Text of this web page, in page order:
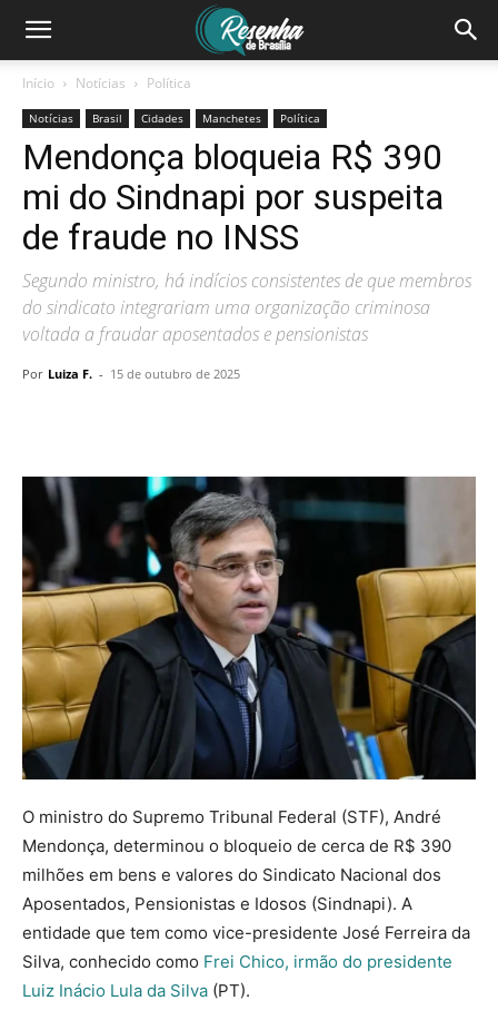
Início Notícias Política
Notícias Brasil Cidades Manchetes Política
Mendonça bloqueia R$ 390
mi do Sindnapi por suspeita
de fraude no INSS
Segundo ministro, há indícios consistentes de que membros
do sindicato integrariam uma organização criminosa
voltada a fraudar aposentados e pensionistas
Por Luiza F. - 15 de outubro de 2025
O ministro do Supremo Tribunal Federal (STF), André
Mendonça, determinou o bloqueio de cerca de R$ 390
milhões em bens e valores do Sindicato Nacional dos
Aposentados, Pensionistas e Idosos (Sindnapi). A
entidade que tem como vice-presidente José Ferreira da
Silva, conhecido como Frei Chico, irmão do presidente
Luiz Inácio Lula da Silva (PT).